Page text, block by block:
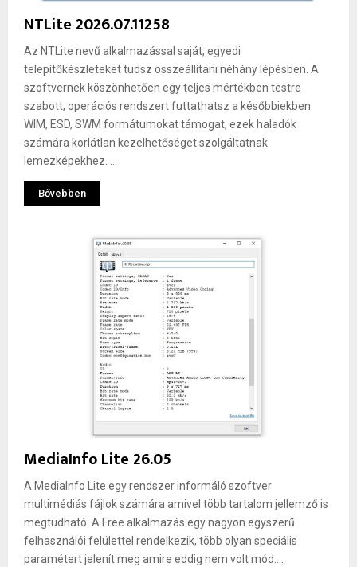
NTLite 2026.07.11258
Az NTLite nevű alkalmazással saját, egyedi
telepítőkészleteket tudsz összeállítani néhány lépésben. A
szoftvernek köszönhetően egy teljes mértékben testre
szabott, operációs rendszert futtathatsz a későbbiekben.
WIM, ESD, SWM formátumokat támogat, ezek haladók
számára korlátlan kezelhetőséget szolgáltatnak
lemezképekhez. ...
Bővebben
MediaInfo Lite 26.05
A MediaInfo Lite egy rendszer informáló szoftver
multimédiás fájlok számára amivel több tartalom jellemző is
megtudható. A Free alkalmazás egy nagyon egyszerű
felhasználói felülettel rendelkezik, több olyan speciális
paramétert jelenít meg amire eddig nem volt mód....